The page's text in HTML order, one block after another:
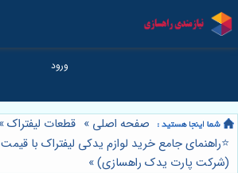
صفحه اصلی » قطعات لیفتراک»
⭐️راهنمای جامع خرید لوازم یدکی لیفتراک با
(شرکت پارت یدک راهسازی)»